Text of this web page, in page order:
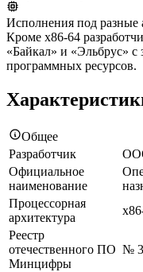
Исполнения под разные
Кроме x86-64
«Байкал» и «Эльбрус»
программных ресурсов.
Общее
Разработчик
Официальное
наименование
Процессорная
архитектура
Реестр
отечественного ПО
Минцифры
№